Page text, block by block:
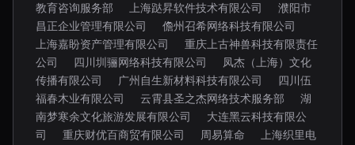
教育咨询服务部
上海跶昇软件技术有限公司
濮阳市
昌正企业管理有限公司
儋州召希网络科技有限公司
上海嘉盼资产管理有限公司
重庆上古神兽科技有限责任
公司
四川圳骊网络科技有限公司
凤杰（上海）文化
传播有限公司
广州自生新材料科技有限公司
四川伍
福春木业有限公司
云霄县圣之杰网络技术服务部
湖
南梦寒余文化旅游发展有限公司
大连黑云科技有限公
司
重庆财优百商贸有限公司 周易算命
上海织里电